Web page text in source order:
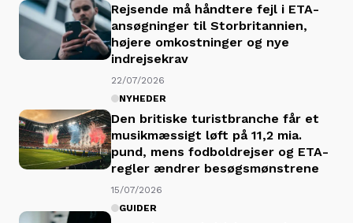
Rejsende må håndtere fejl i ETA-
ansøgninger til Storbritannien,
højere omkostninger og nye
indrejsekrav
22/07/2026
NYHEDER
Den britiske turistbranche får et
musikmæssigt løft på 11,2 mia.
pund, mens fodboldrejser og ETA-
regler ændrer besøgsmønstrene
15/07/2026
GUIDER